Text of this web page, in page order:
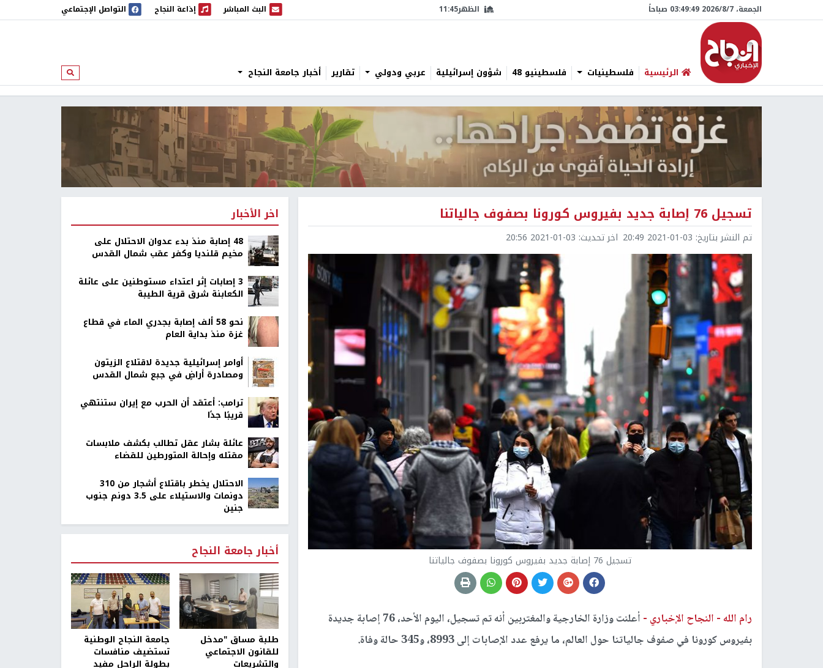
الجمعة، 7/‏8/‏2026 03:49:50 صباحاً الظهر11:45 البث المباشر
البث المباشر إذاعة النجاح
إذاعة النجاح التواصل الإجتماعي
الرئيسية فلسطينيات فلسطينيو 48 شؤون إسرائيلية عربي ودولي تقارير أخبار جامعة النجاح ابحث
تسجيل 76 إصابة جديد بفيروس كورونا بصفوف جالياتنا
تم النشر بتاريخ: 2021-01-03 20:49 اخر تحديث: 2021-01-03 20:56
تسجيل 76 إصابة جديد بفيروس كورونا بصفوف جالياتنا
رام الله - النجاح الإخباري -
أعلنت وزارة الخارجية والمغتربين أنه تم تسجيل، اليوم الأحد، 76 إصابة جديدة
بفيروس كورونا في صفوف جالياتنا حول العالم، ما يرفع عدد الإصابات إلى 8993، و345 حالة وفاة.
اخر الأخبار
48 إصابة منذ بدء عدوان الاحتلال على
مخيم قلنديا وكفر عقب شمال القدس
‏3 إصابات إثر اعتداء مستوطنين على عائلة
الكعابنة شرق قرية الطيبة
نحو 58 ألف إصابة بجدري الماء في قطاع
غزة منذ بداية العام
أوامر إسرائيلية جديدة لاقتلاع الزيتون
ومصادرة أراضٍ في جبع شمال القدس
ترامب: أعتقد أن الحرب مع إيران ستنتهي
قريبًا جدًا
عائلة بشار عقل تطالب بكشف ملابسات
مقتله وإحالة المتورطين للقضاء
الاحتلال يخطر باقتلاع أشجار من 310
دونمات والاستيلاء على 3.5 دونم جنوب
جنين
أخبار جامعة النجاح
طلبة مساق "مدخل
للقانون الاجتماعي
والتشريعات
جامعة النجاح الوطنية
تستضيف منافسات
بطولة الراحل مفيد